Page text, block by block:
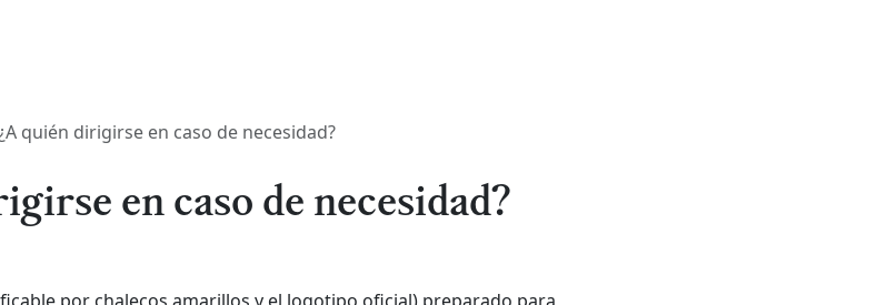
quién dirigirse en caso de necesidad?
en caso de necesidad?